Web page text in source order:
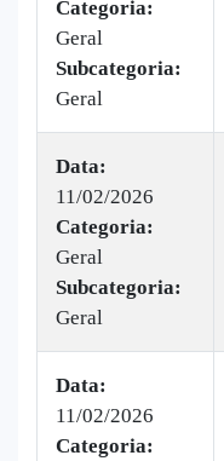
Categoria:
Geral
Subcategoria:
Geral
Data:
11/02/2026
Categoria:
Geral
Subcategoria:
Geral
Data:
11/02/2026
Categoria: